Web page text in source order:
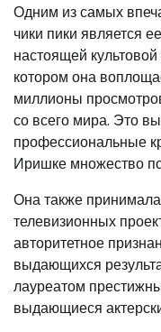
Одним из самых
чики пики является
настоящей
котором она
миллионы
со всего мира. Это
профессиональные
Иришке множество
Она также
телевизионных
авторитетное
выдающихся
лауреатом
выдающиеся